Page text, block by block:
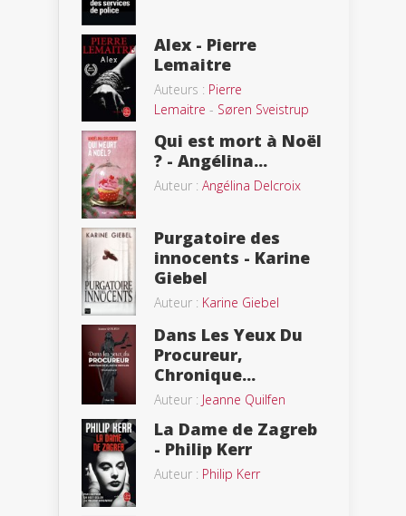
Alex - Pierre
Lemaitre
Auteurs : Pierre
Lemaitre - Søren Sveistrup
Qui est mort à Noël
? - Angélina...
Auteur : Angélina Delcroix
Purgatoire des
innocents - Karine
Giebel
Auteur : Karine Giebel
Dans Les Yeux Du
Procureur,
Chronique...
Auteur : Jeanne Quilfen
La Dame de Zagreb
- Philip Kerr
Auteur : Philip Kerr